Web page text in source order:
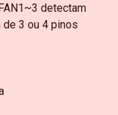
detectam
de 3 ou 4 pinos